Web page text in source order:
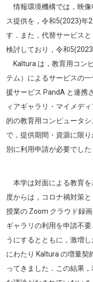
情報環境機構では，映像
ス提供を，令和5(2023)年
す．また，代替サービス
検討しており， 令和5(
Kaltura は，教育用コン
テム）によるサービスの
援サービス PandA と連携
ィアギャラリ・マイメデ
的の教育用コンピュータ
で，提供期間・資源に限
別に利用申請が必要でした
本学は対面による教育
度からは，コロナ禍対策
授業の Zoom クラウド録
ギャラリの利用を申請不
うにするとともに，激増
にわたり Kaltura の増量
ってきました．この結果